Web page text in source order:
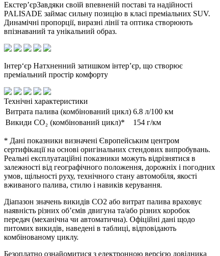
Екстер’єрЗавдяки своїй впевненій поставі та надійності
PALISADE займає сильну позицію в класі преміальних SUV.
Динамічні пропорції, виразні лінії та оптика створюють
впізнаваний та унікальний образ.
Інтер‘єр Натхненний затишком інтер’єр, що створює
преміальний простір комфорту
Технічні характеристики
Витрата палива (комбінований цикл) 6.8 л/100 км
Викиди CO₂ (комбінований цикл)*
154 г/км
* Дані показники визначені Європейським центром
сертифікації на основі оригінальних стендових випробувань.
Реальні експлуатаційні показники можуть відрізнятися в
залежності від географічного положення, дорожніх і погодних
умов, щільності руху, технічного стану автомобіля, якості
вживаного палива, стилю і навиків керування.
Діапазон значень викидів СО2 або витрат палива враховує
наявність різних об’ємів двигуна та/або різних коробок
передач (механічна чи автоматична). Офіційні дані щодо
питомих викидів, наведені в таблиці, відповідають
комбінованому циклу.
Безоплатно ознайомитися з електронною версією довідника